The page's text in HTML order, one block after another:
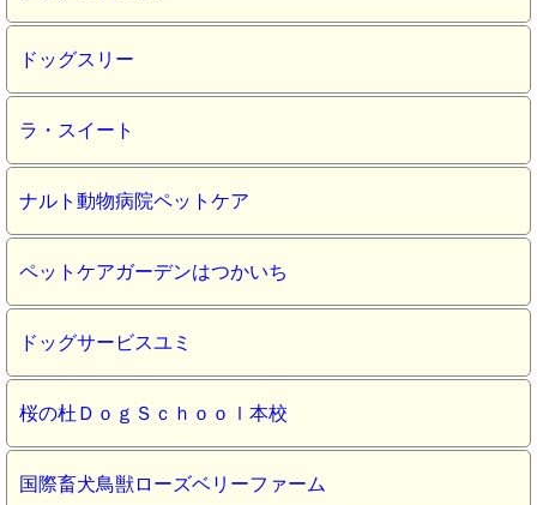
ドッグスリー
ラ・スイート
ナルト動物病院ペットケア
ペットケアガーデンはつかいち
ドッグサービスユミ
桜の杜ＤｏｇＳｃｈｏｏｌ本校
国際畜犬鳥獣ローズベリーファーム